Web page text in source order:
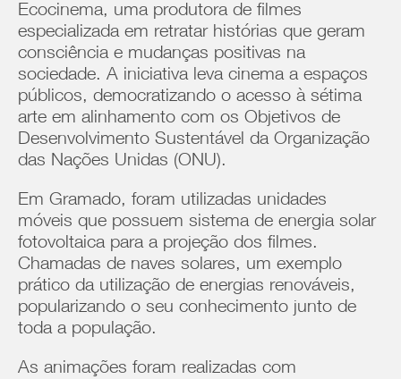
Ecocinema, uma produtora de filmes
especializada em retratar histórias que geram
consciência e mudanças positivas na
sociedade. A iniciativa leva cinema a espaços
públicos, democratizando o acesso à sétima
arte em alinhamento com os Objetivos de
Desenvolvimento Sustentável da Organização
das Nações Unidas (ONU).
Em Gramado, foram utilizadas unidades
móveis que possuem sistema de energia solar
fotovoltaica para a projeção dos filmes.
Chamadas de naves solares, um exemplo
prático da utilização de energias renováveis,
popularizando o seu conhecimento junto de
toda a população.
As animações foram realizadas com